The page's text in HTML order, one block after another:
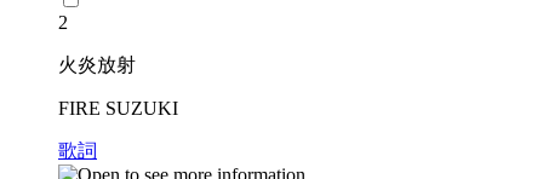
2
火炎放射
FIRE SUZUKI
歌詞